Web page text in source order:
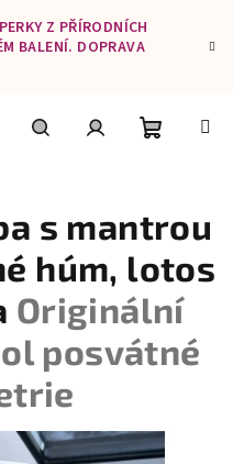
Z PŘÍRODNÍCH
BALENÍ. DOPRAVA
košík
s mantrou
húm, lotos
Originální
posvátné